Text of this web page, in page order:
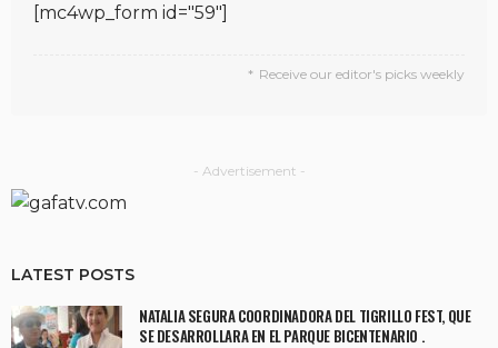
[mc4wp_form id="59"]
Receive our editor's picks weekly
- Advertisement -
LATEST POSTS
NATALIA SEGURA COORDINADORA DEL TIGRILLO FEST, QUE
SE DESARROLLARA EN EL PARQUE BICENTENARIO .